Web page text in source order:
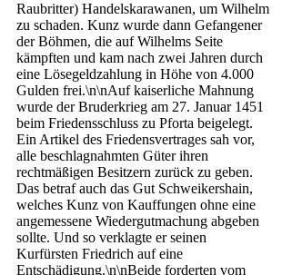
Raubritter) Handelskarawanen, um Wilhelm
zu schaden. Kunz wurde dann Gefangener
der Böhmen, die auf Wilhelms Seite
kämpften und kam nach zwei Jahren durch
eine Lösegeldzahlung in Höhe von 4.000
Gulden frei.\n\nAuf kaiserliche Mahnung
wurde der Bruderkrieg am 27. Januar 1451
beim Friedensschluss zu Pforta beigelegt.
Ein Artikel des Friedensvertrages sah vor,
alle beschlagnahmten Güter ihren
rechtmäßigen Besitzern zurück zu geben.
Das betraf auch das Gut Schweikershain,
welches Kunz von Kauffungen ohne eine
angemessene Wiedergutmachung abgeben
sollte. Und so verklagte er seinen
Kurfürsten Friedrich auf eine
Entschädigung.\n\nBeide forderten vom